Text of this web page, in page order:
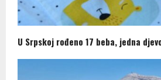
U Srpskoj rođeno 17 beba, jedna